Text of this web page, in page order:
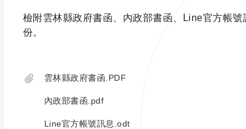
檢附雲林縣政府書函、內政部書函、Line官方帳
份。
雲林縣政府書函.PDF
內政部書函.pdf
Line官方帳號訊息.odt